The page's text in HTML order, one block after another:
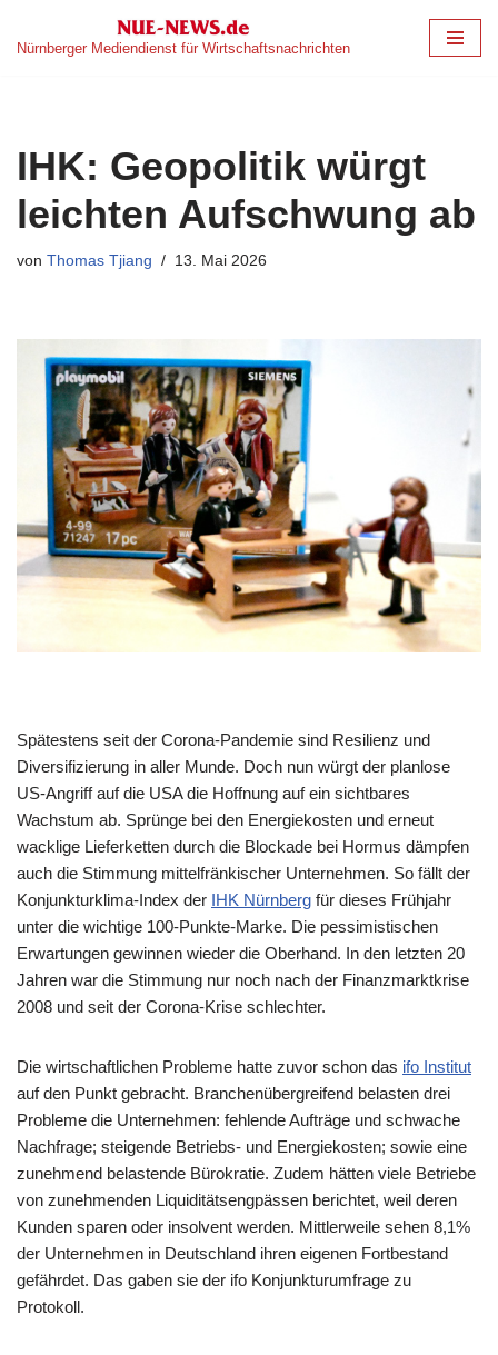
Zum
Nürnberger Mediendienst für Wirtschaftsnachrichten
IHK: Geopolitik würgt
leichten Aufschwung ab
von Thomas Tjiang 13. Mai 2026
Spätestens seit der Corona-Pandemie sind Resilienz und
Diversifizierung in aller Munde. Doch nun würgt der planlose
US-Angriff auf die USA die Hoffnung auf ein sichtbares
Wachstum ab. Sprünge bei den Energiekosten und erneut
wacklige Lieferketten durch die Blockade bei Hormus dämpfen
auch die Stimmung mittelfränkischer Unternehmen. So fällt der
Konjunkturklima-Index der IHK Nürnberg für dieses Frühjahr
unter die wichtige 100-Punkte-Marke. Die pessimistischen
Erwartungen gewinnen wieder die Oberhand. In den letzten 20
Jahren war die Stimmung nur noch nach der Finanzmarktkrise
2008 und seit der Corona-Krise schlechter.
Die wirtschaftlichen Probleme hatte zuvor schon das ifo Institut
auf den Punkt gebracht. Branchenübergreifend belasten drei
Probleme die Unternehmen: fehlende Aufträge und schwache
Nachfrage; steigende Betriebs- und Energiekosten; sowie eine
zunehmend belastende Bürokratie. Zudem hätten viele Betriebe
von zunehmenden Liquiditätsengpässen berichtet, weil deren
Kunden sparen oder insolvent werden. Mittlerweile sehen 8,1%
der Unternehmen in Deutschland ihren eigenen Fortbestand
gefährdet. Das gaben sie der ifo Konjunkturumfrage zu
Protokoll.